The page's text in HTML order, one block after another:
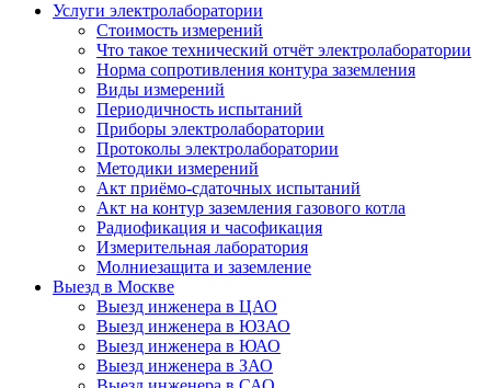
Услуги электролаборатории
Стоимость измерений
Что такое технический отчёт электролаборатории
Норма сопротивления контура заземления
Виды измерений
Периодичность испытаний
Приборы электролаборатории
Протоколы электролаборатории
Методики измерений
Акт приёмо-сдаточных испытаний
Акт на контур заземления газового котла
Радиофикация и часофикация
Измерительная лаборатория
Молниезащита и заземление
Выезд в Москве
Выезд инженера в ЦАО
Выезд инженера в ЮЗАО
Выезд инженера в ЮАО
Выезд инженера в ЗАО